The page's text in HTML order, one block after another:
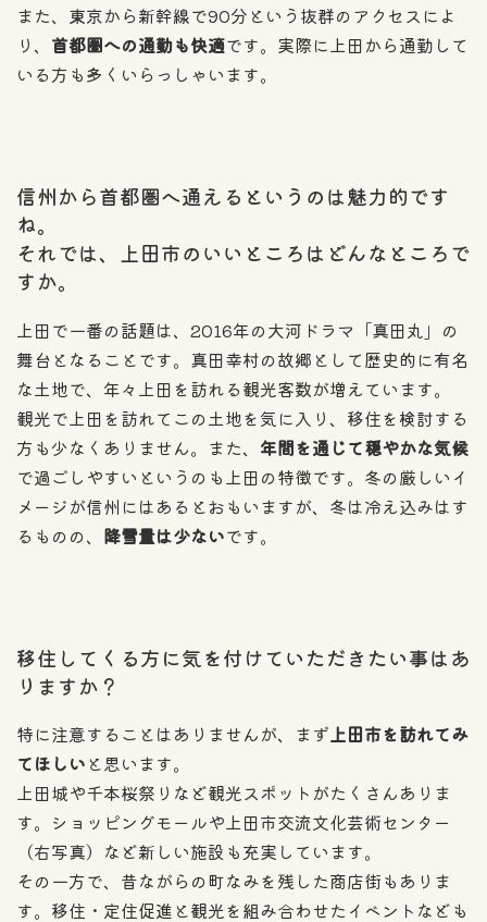
また、東京から新幹線で90分という抜群のアクセスによ
り、 首都圏への通勤も快適です。実際に上田から通勤して
いる方も多くいらっしゃいます。
信州から首都圏へ通えるというのは魅力的です
ね。
それでは、上田市のいいところはどんなところで
すか。
上田で一番の話題は、2016年の大河ドラマ「真田丸」の
舞台となることです。真田幸村の故郷として歴史的に有名
な土地で、年々上田を訪れる観光客数が増えています。
観光で上田を訪れてこの土地を気に入り、移住を検討する
方も少なくありません。また、 年間を通じて穏やかな気候
で過ごしやすいというのも上田の特徴です。冬の厳しいイ
メージが信州にはあるとおもいますが、冬は冷え込みはす
るものの、 降雪量は少ないです。
移住してくる方に気を付けていただきたい事はあ
りますか？
特に注意することはありませんが、まず上田市を訪れてみ
てほしい と思います。
上田城や千本桜祭りなど観光スポットがたくさんありま
す。ショッピングモールや上田市交流文化芸術センター
（右写真）など新しい施設も充実しています。
その一方で、昔ながらの町なみを残した商店街もありま
す。移住・定住促進と観光を組み合わせたイベントなども